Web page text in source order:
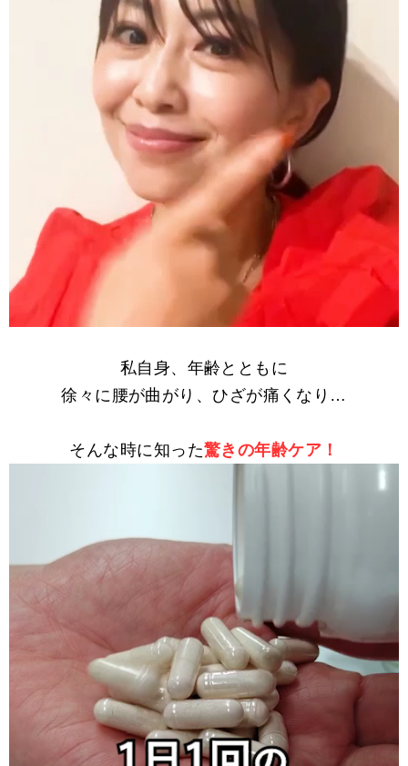
私自身、年齢とともに
徐々に腰が曲がり、ひざが痛くなり…
そんな時に知った驚きの年齢ケア！